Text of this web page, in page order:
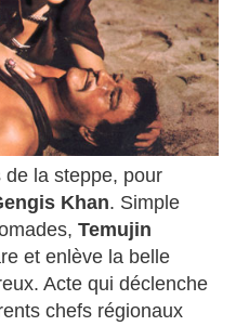
la steppe, pour
Khan. Simple
Temujin
et enlève la belle
Acte qui déclenche
chefs régionaux